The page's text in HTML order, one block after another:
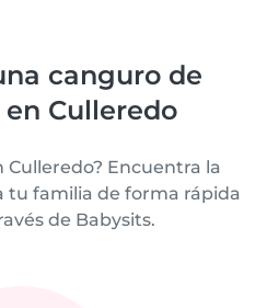
canguro de
Culleredo
Culleredo? Encuentra la
tu familia de forma rápida
de Babysits.